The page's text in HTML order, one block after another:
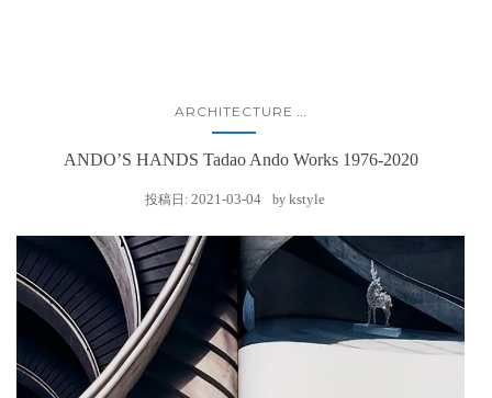
ARCHITECTURE
ANDO’S HANDS Tadao Ando Works 1976-2020
投稿日: 2021-03-04 by kstyle